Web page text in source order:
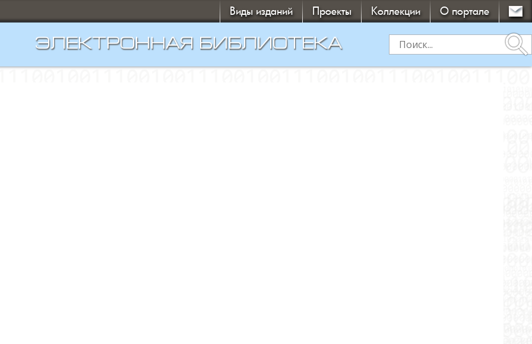
Виды изданий Проекты Коллекции О портале
ЭЛЕКТРОННАЯ БИБЛИОТЕКА search